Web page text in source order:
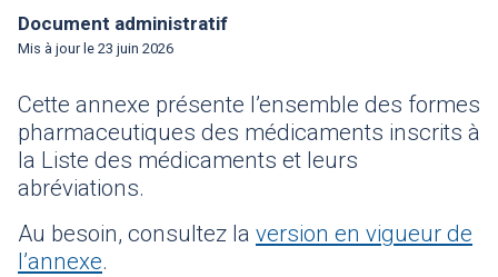
Document administratif
Mis à jour le 23 juin 2026
Cette annexe présente l’ensemble des formes
pharmaceutiques des médicaments inscrits à
la Liste des médicaments et leurs
abréviations.
Au besoin, consultez la version en vigueur de
l’annexe.